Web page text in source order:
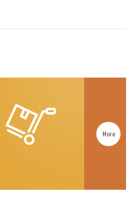
More